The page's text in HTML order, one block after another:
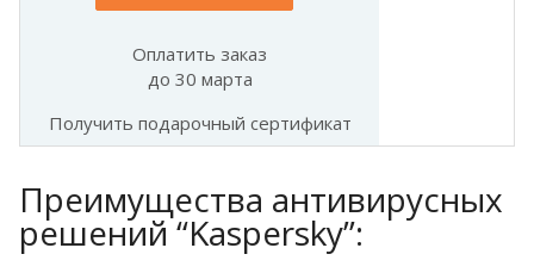
Оплатить заказ
до 30 марта
Получить подарочный сертификат
Преимущества антивирусных
решений “Kaspersky”: